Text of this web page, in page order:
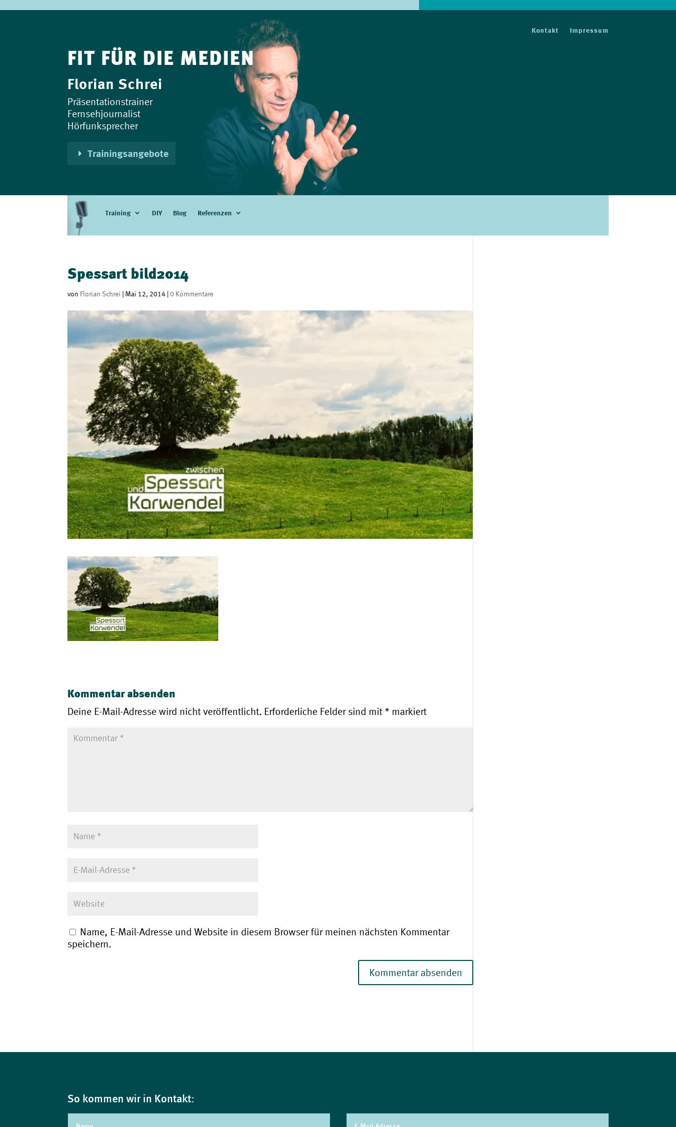
Kontakt Impressum
FIT FÜR DIE MEDIEN
Florian Schrei
Präsentationstrainer
Fernsehjournalist
Hörfunksprecher
Trainingsangebote
Training DIY Blog Referenzen
Spessart bild2014
von Florian Schrei | Mai 12, 2014 |0 Kommentare
Kommentar absenden
Deine E-Mail-Adresse wird nicht veröffentlicht. Erforderliche Felder sind mit * markiert
Name, E-Mail-Adresse und Website in diesem Browser für meinen nächsten Kommentar
speichern.
So kommen wir in Kontakt: